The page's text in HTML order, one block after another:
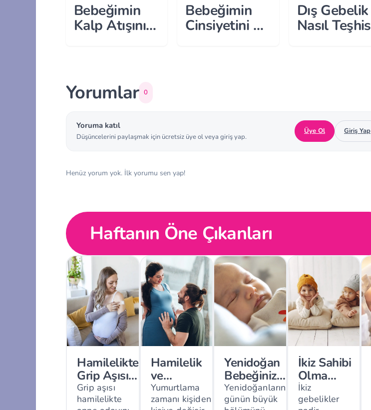
Bebeğimin
Kalp Atışını
Bebeğimin
Cinsiyetini Ne
Dış Gebelik
Nasıl Teşhis
Yorumlar 0
Yoruma katıl
Düşüncelerini paylaşmak için ücretsiz üye ol veya giriş yap.
Üye Ol Giriş Yap
Henüz yorum yok. İlk yorumu sen yap!
Haftanın Öne Çıkanları
Hamilelikte
Grip Aşısı
Güvenli
mi?
Grip aşısı
hamilelikte
Hamilelik
ve
Yumurtlama
Hakkında
Yumurtlama
zamanı kişiden
Yenidoğan
Bebeğiniz
Neden
Bütün Gün
Yenidoğanların
günün büyük
İkiz Sahibi
Olma
Olasılığını
Artıran 7
İkiz
gebelikler